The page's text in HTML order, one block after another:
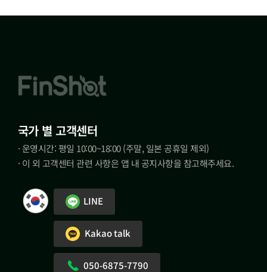
국가 별 고객센터
· 운영시간: 평일 10:00~18:00 (주말, 일본 공휴일 제외)
· 이 외 고객센터 관련 사항은 앱 내 공지사항을 참고해주세요.
LINE
Kakao talk
050-6875-7790